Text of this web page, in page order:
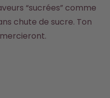
Dis bonjour au "O"
“sucrées” comme
chute de sucre. Ton